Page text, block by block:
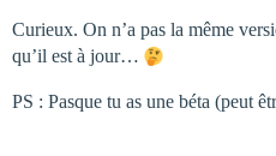
Curieux. On n’a pas la même
qu’il est à jour…
PS : Pasque tu as une béta (peut